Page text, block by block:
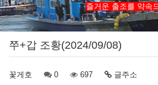
즐거운 출조를 약속
쭈+갑 조황(2024/09/08)
꽃게호 0 697 글주소